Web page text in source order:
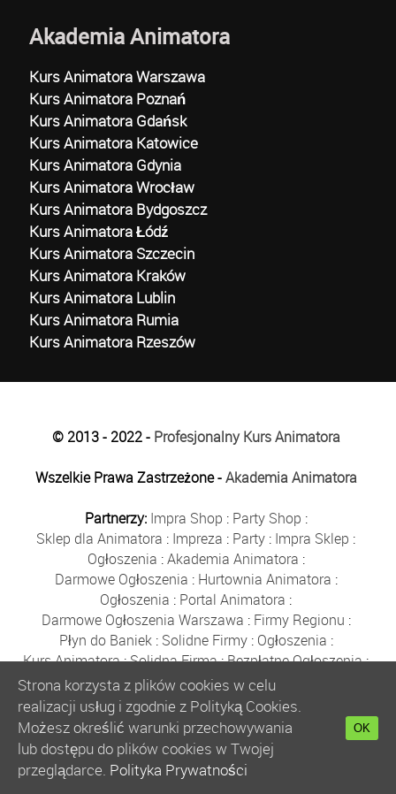
Akademia Animatora
Kurs Animatora Warszawa
Kurs Animatora Poznań
Kurs Animatora Gdańsk
Kurs Animatora Katowice
Kurs Animatora Gdynia
Kurs Animatora Wrocław
Kurs Animatora Bydgoszcz
Kurs Animatora Łódź
Kurs Animatora Szczecin
Kurs Animatora Kraków
Kurs Animatora Lublin
Kurs Animatora Rumia
Kurs Animatora Rzeszów
© 2013 - 2022 - Profesjonalny Kurs Animatora
Wszelkie Prawa Zastrzeżone -Akademia Animatora
Partnerzy: Impra Shop : Party Shop :
Sklep dla Animatora : Impreza : Party : Impra Sklep :
Ogłoszenia :Akademia Animatora :
Darmowe Ogłoszenia : Hurtownia Animatora :
Ogłoszenia : Portal Animatora :
Darmowe Ogłoszenia Warszawa : Firmy Regionu :
Płyn do Baniek: Solidne Firmy: Ogłoszenia :
Kurs Animatora:Solidna Firma:Bezpłatne Ogłoszenia:
Animator Czasu Wolnego:
Bezpłatne Ogłoszenia Warszawa:sklep animatora
Bańki Mydlane:Bezpłatne Ogłoszenia
Szkolenie Animatorów:Kurs Animatora
:
Kurs Animatora Warszawa :Rumia
Kurs Animatora Poznań:
Strona korzysta z plików cookies w celu
realizacji usług i zgodnie z Polityką Cookies.
Możesz określić warunki przechowywania
lub dostępu do plików cookies w Twojej
przeglądarce. Polityka Prywatności
OK